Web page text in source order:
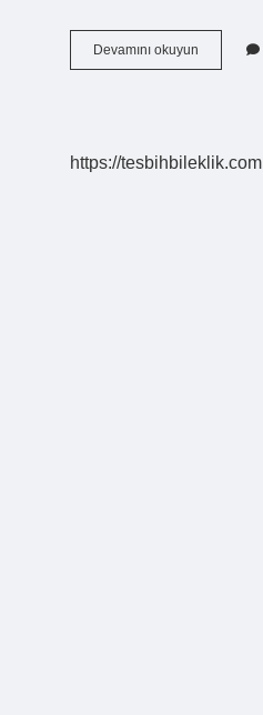
Devamını okuyun
Normunun
https://tesbihbileklik.com